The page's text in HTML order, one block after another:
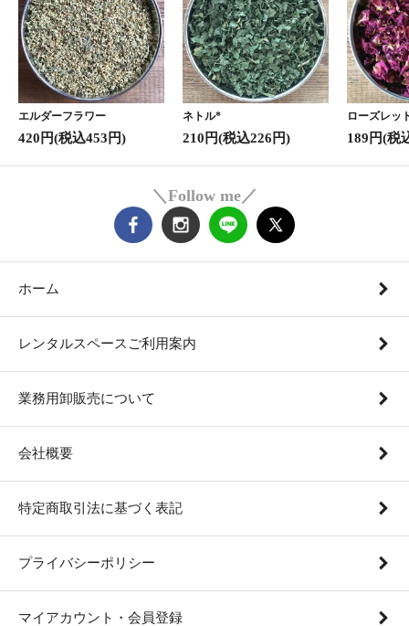
エルダーフラワー
420円(税込453円)
ネトル*
210円(税込226円)
ローズレッ
189円(税
＼Follow me／
ホーム
レンタルスペースご利用案内
業務用卸販売について
会社概要
特定商取引法に基づく表記
プライバシーポリシー
マイアカウント・会員登録